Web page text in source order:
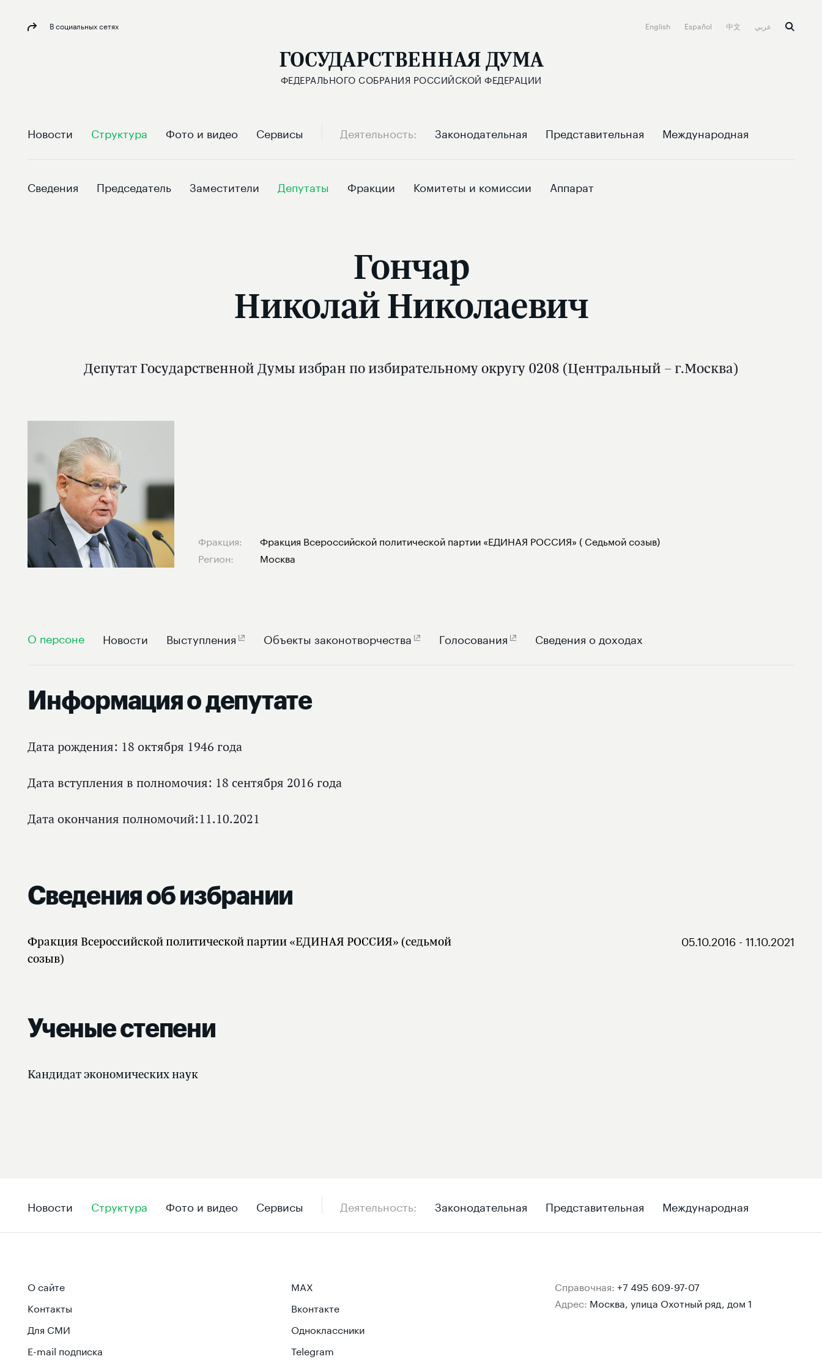
В социальных сетях English Español 中文
ГОСУДАРСТВЕННАЯ ДУМА
ФЕДЕРАЛЬНОГО СОБРАНИЯ РОССИЙСКОЙ ФЕДЕРАЦИИ
Новости Структура Фото и видео Сервисы Деятельность Законодательная Представительная Международная
Сведения Председатель Заместители Депутаты Фракции Комитеты и комиссии Аппарат
Гончар
Николай Николаевич
Депутат Государственной Думы избран по избирательному округу 0208 (Центральный – г.Москва)
Фракция:
Фракция Всероссийской политической партии «ЕДИНАЯ РОССИЯ» ( Седьмой созыв)
Регион:
Москва
О персоне Новости Выступления Объекты законотворчества Голосования Сведения о доходах
Информация о депутате
Дата рождения: 18 октября 1946 года
Дата вступления в полномочия: 18 сентября 2016 года
Дата окончания полномочий:11.10.2021
Сведения об избрании
05.10.2016 - 11.10.2021
Фракция Всероссийской политической партии «ЕДИНАЯ РОССИЯ» (седьмой
созыв)
Ученые степени
Кандидат экономических наук
Новости Структура Фото и видео Сервисы Деятельность Законодательная Представительная Международная
О сайте
Контакты
Для СМИ
E-mail подписка
MAX
Вконтакте
Одноклассники
Telegram
Справочная: +7 495 609-97-07
Адрес: Москва, улица Охотный ряд, дом 1